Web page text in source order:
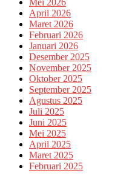
Mei 2026
April 2026
Maret 2026
Februari 2026
Januari 2026
Desember 2025
November 2025
Oktober 2025
September 2025
Agustus 2025
Juli 2025
Juni 2025
Mei 2025
April 2025
Maret 2025
Februari 2025